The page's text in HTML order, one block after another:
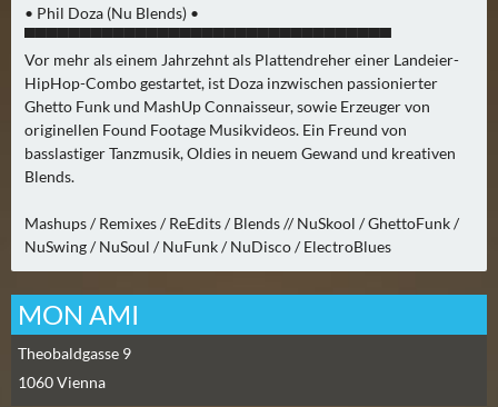
E
I
T
A
G
(
0
N
C
H
S
T
• Phil Doza (Nu Blends) •
▀▀▀▀▀▀▀▀▀▀▀▀▀▀▀▀▀▀▀▀▀▀▀▀▀▀▀▀▀▀▀▀▀
Vor mehr als einem Jahrzehnt als Plattendreher einer Landeier-
HipHop-Combo gestartet, ist Doza inzwischen passionierter
Ghetto Funk und MashUp Connaisseur, sowie Erzeuger von
originellen Found Footage Musikvideos. Ein Freund von
basslastiger Tanzmusik, Oldies in neuem Gewand und kreativen
Blends.
Mashups / Remixes / ReEdits / Blends // NuSkool / GhettoFunk /
NuSwing / NuSoul / NuFunk / NuDisco / ElectroBlues
MON AMI
Theobaldgasse 9
1060Vienna